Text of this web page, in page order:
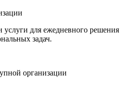
для ежедневного решения
задач.
организации